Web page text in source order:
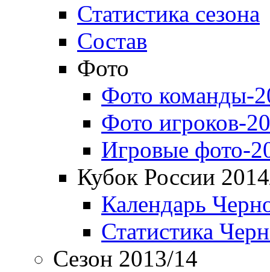
Статистика сезона
Состав
Фото
Фото команды-
Фото игроков-
Игровые фото-
Кубок России
Календарь
Статистика
Сезон 2013/14